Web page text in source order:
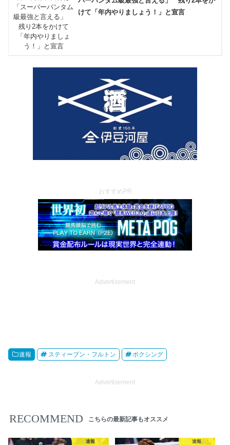
けて「年内やりましょう！」と宣言
おすすめPR
Advertisement
速報 スティーブン・フルトン ボクシング
Advertisement
RECOMMEND こちらの最新記事もオススメ
速報 速報